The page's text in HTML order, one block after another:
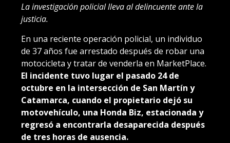
La investigación policial lleva al delincuente ante la
justicia.
En una reciente operación policial, un individuo
de 37 años fue arrestado después de robar una
motocicleta y tratar de venderla en MarketPlace.
El incidente tuvo lugar el pasado 24 de
octubre en la intersección de San Martín y
Catamarca, cuando el propietario dejó su
motovehículo, una Honda Biz, estacionada y
regresó a encontrarla desaparecida después
de tres horas de ausencia.